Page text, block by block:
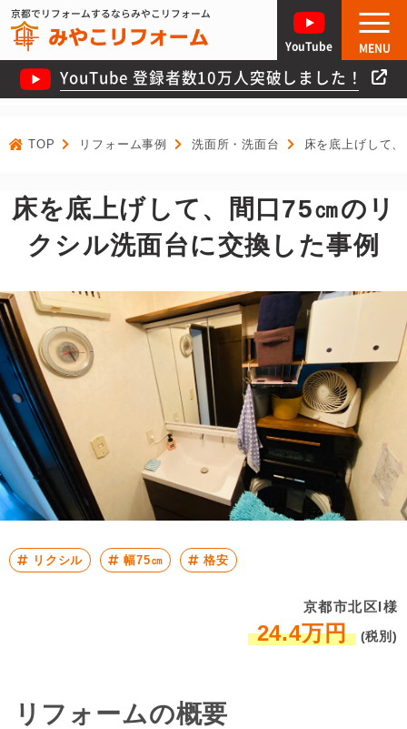
京都でリフォームするならみやこリフォーム
YouTube 登録者数10万人突破しました！
YouTube MENU
TOP リフォーム事例 洗面所・洗面台 床を底上げして
床を底上げして、間口75㎝のリ
クシル洗面台に交換した事例
リクシル 幅75㎝ 格安
京都市北区I様
24.4万円 (税別)
リフォームの概要